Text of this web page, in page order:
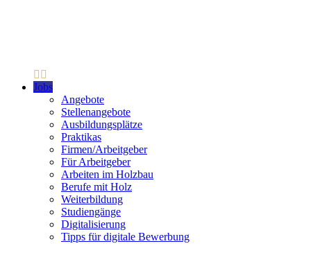
Jobs
Angebote
Stellenangebote
Ausbildungsplätze
Praktikas
Firmen/Arbeitgeber
Für Arbeitgeber
Arbeiten im Holzbau
Berufe mit Holz
Weiterbildung
Studiengänge
Digitalisierung
Tipps für digitale Bewerbung